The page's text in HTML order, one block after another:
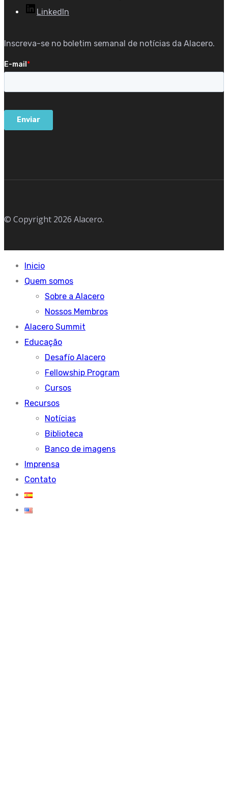
LinkedIn
Inscreva-se no boletim semanal de notícias da Alacero.
© Copyright 2026 Alacero.
Inicio
Quem somos
Sobre a Alacero
Nossos Membros
Alacero Summit
Educação
Desafío Alacero
Fellowship Program
Cursos
Recursos
Notícias
Biblioteca
Banco de imagens
Imprensa
Contato